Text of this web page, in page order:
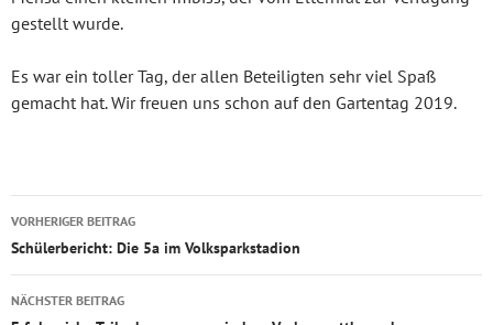
gestellt wurde.
Es war ein toller Tag, der allen Beteiligten sehr viel Spaß
gemacht hat. Wir freuen uns schon auf den Gartentag 2019.
Beitragsnavigation
VORHERIGER BEITRAG
Schülerbericht: Die 5a im Volksparkstadion
NÄCHSTER BEITRAG